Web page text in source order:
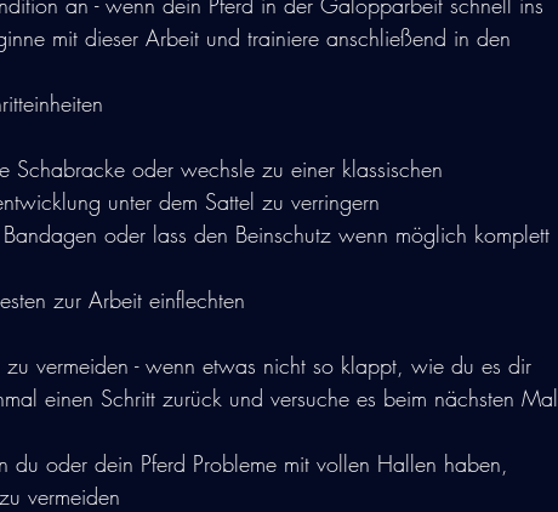
mit dieser Arbeit und trainiere anschließend in den
Schabracke oder wechsle zu einer klassischen
unter dem Sattel zu verringern
oder lass den Beinschutz wenn möglich komplett
zur Arbeit einflechten
zu vermeiden - wenn etwas nicht so klappt, wie du es dir
einen Schritt zurück und versuche es beim nächsten Mal
du oder dein Pferd Probleme mit vollen Hallen haben,
vermeiden